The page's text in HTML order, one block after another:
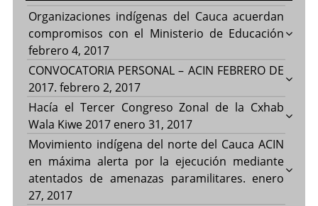
Organizaciones indígenas del Cauca acuerdan
compromisos con el Ministerio de Educación
febrero 4, 2017
CONVOCATORIA PERSONAL – ACIN FEBRERO DE
2017. febrero 2, 2017
Hacía el Tercer Congreso Zonal de la Cxhab
Wala Kiwe 2017 enero 31, 2017
Movimiento indígena del norte del Cauca ACIN
en máxima alerta por la ejecución mediante
atentados de amenazas paramilitares. enero
27, 2017